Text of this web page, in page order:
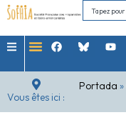
Vous êtes ici :
Portada »